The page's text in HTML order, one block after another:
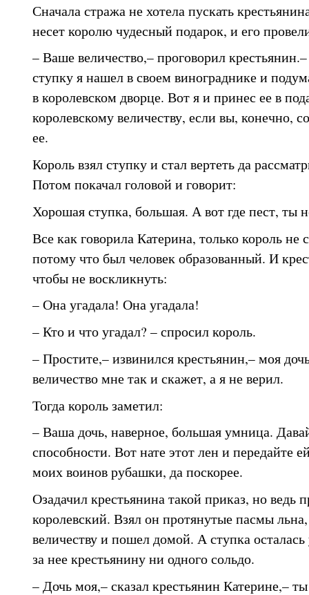
Сначала стража не хотела пускать
несет королю чудесный подарок, и его
– Ваше величество,– проговорил
ступку я нашел в своем винограднике и
в королевском дворце. Вот я и принес ее в
королевскому величеству, если вы, конечно,
ее.
Король взял ступку и стал вертеть да
Потом покачал головой и говорит:
Хорошая ступка, большая. А вот где пест, ты
Все как говорила Катерина, только король не
потому что был человек образованный. И
чтобы не воскликнуть:
– Она угадала! Она угадала!
– Кто и что угадал? – спросил король.
– Простите,– извинился крестьянин,– моя
величество мне так и скажет, а я не верил.
Тогда король заметил:
– Ваша дочь, наверное, большая умница.
способности. Вот нате этот лен и передайте
моих воинов рубашки, да поскорее.
Озадачил крестьянина такой приказ, но ведь
королевский. Взял он протянутые пасмы
величеству и пошел домой. А ступка
за нее крестьянину ни одного сольдо.
– Дочь моя,– сказал крестьянин Катерине,–